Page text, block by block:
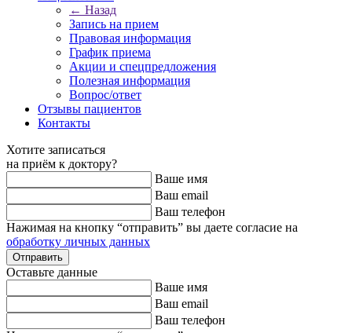
← Назад
Запись на прием
Правовая информация
График приема
Акции и спецпредложения
Полезная информация
Вопрос/ответ
Отзывы пациентов
Контакты
Хотите записаться
на приём к доктору?
Ваше имя
Ваш email
Ваш телефон
Нажимая на кнопку “отправить” вы даете согласие на
обработку личных данных
Оставьте данные
Ваше имя
Ваш email
Ваш телефон